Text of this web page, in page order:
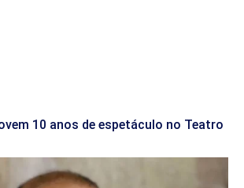
10 anos de espetáculo no Teatro